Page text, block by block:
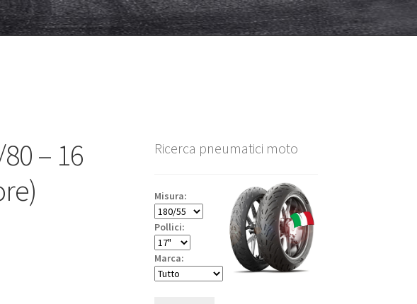
– 16
Ricerca pneumatici moto
Misura:
Pollici:
Marca: